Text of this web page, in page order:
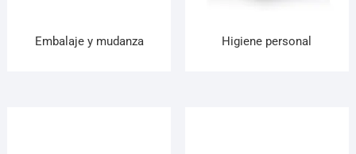
Embalaje y mudanza Higiene personal